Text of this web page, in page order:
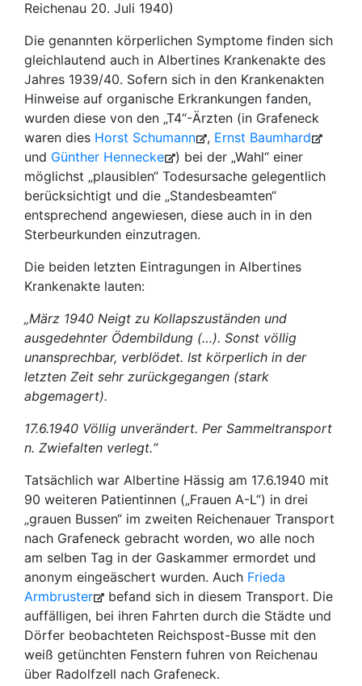
Reichenau 20. Juli 1940)
Die genannten körperlichen Symptome finden sich
gleichlautend auch in Albertines Krankenakte des
Jahres 1939/40. Sofern sich in den Krankenakten
Hinweise auf organische Erkrankungen fanden,
wurden diese von den „T4“-Ärzten (in Grafeneck
waren dies Horst Schumann , Ernst Baumhard
und Günther Hennecke
) bei der „Wahl“ einer
möglichst „plausiblen“ Todesursache gelegentlich
berücksichtigt und die „Standesbeamten“
entsprechend angewiesen, diese auch in in den
Sterbeurkunden einzutragen.
Die beiden letzten Eintragungen in Albertines
Krankenakte lauten:
„März 1940 Neigt zu Kollapszuständen und
ausgedehnter Ödembildung (…). Sonst völlig
unansprechbar, verblödet. Ist körperlich in der
letzten Zeit sehr zurückgegangen (stark
abgemagert).
17.6.1940 Völlig unverändert. Per Sammeltransport
n. Zwiefalten verlegt.“
Tatsächlich war Albertine Hässig am 17.6.1940 mit
90 weiteren Patientinnen („Frauen A-L“) in drei
„grauen Bussen“ im zweiten Reichenauer Transport
nach Grafeneck gebracht worden, wo alle noch
am selben Tag in der Gaskammer ermordet und
anonym eingeäschert wurden. Auch Frieda
Armbruster
befand sich in diesem Transport. Die
auffälligen, bei ihren Fahrten durch die Städte und
Dörfer beobachteten Reichspost-Busse mit den
weiß getünchten Fenstern fuhren von Reichenau
über Radolfzell nach Grafeneck.